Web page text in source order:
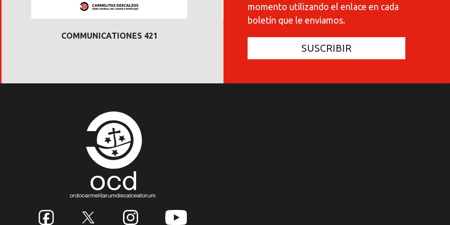
COMMUNICATIONES 421 COMMUNICATIONES 420
COMMUNICATIONES 420
momento utilizando el enlace en cada
boletín que le enviamos.